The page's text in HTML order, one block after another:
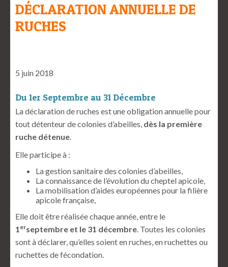
DÉCLARATION ANNUELLE DE
RUCHES
5 juin 2018
Du 1er Septembre au 31 Décembre
La déclaration de ruches est une obligation annuelle pour
tout détenteur de colonies d’abeilles, dès la première
ruche détenue.
Elle participe à :
La gestion sanitaire des colonies d’abeilles,
La connaissance de l’évolution du cheptel apicole,
La mobilisation d’aides européennes pour la filière
apicole française,
Elle doit être réalisée chaque année, entre le
1erseptembre et le 31 décembre. Toutes les colonies
sont à déclarer, qu’elles soient en ruches, en ruchettes ou
ruchettes de fécondation.